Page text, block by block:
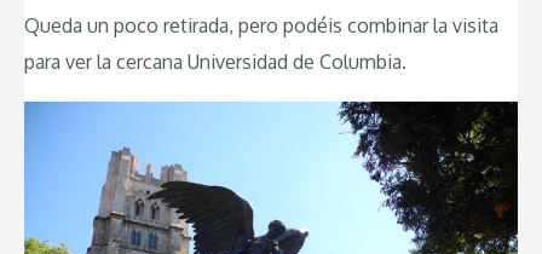
Queda un poco retirada, pero podéis combinar la visita
para ver la cercana Universidad de Columbia.